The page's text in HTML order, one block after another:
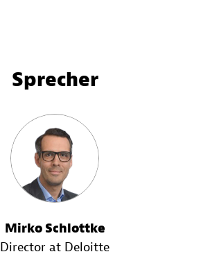
Sprecher
Mirko Schlottke
Director at Deloitte